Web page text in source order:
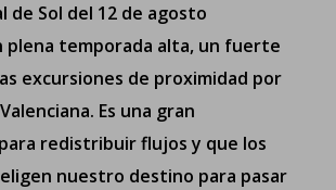
de Sol del 12 de agosto
plena temporada alta, un fuerte
excursiones de proximidad por
Es una gran
redistribuir flujos y que los
nuestro destino para pasar